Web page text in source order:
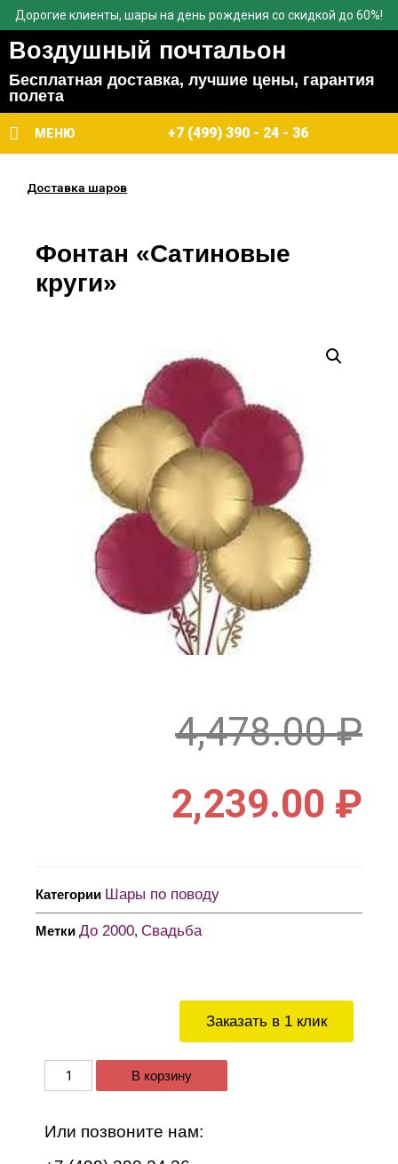
Дорогие клиенты, шары на день рождения со скидкой до 60%!
Воздушный почтальон
Бесплатная доставка, лучшие цены, гарантия
полета
МЕНЮ +7 (499) 390 - 24 - 36
Доставка шаров
Заказать в 1 клик
В корзину
Или позвоните нам:
Фонтан «Сатиновые
круги»
4,478.00₽
2,239.00 ₽
Категории Шары по поводу
Метки До 2000, Свадьба